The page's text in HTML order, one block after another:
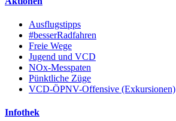
Ausflugstipps
#besserRadfahren
Freie Wege
Jugend und VCD
NOx-Messpaten
Pünktliche Züge
VCD-ÖPNV-Offensive (Exkursionen)
Infothek